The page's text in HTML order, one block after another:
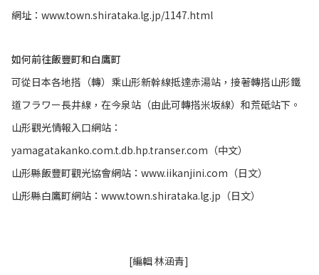
網址：www.town.shirataka.lg.jp/1147.html
如何前往飯豐町和白鷹町
可從日本各地搭（轉）乘山形新幹線抵達赤湯站，接著轉搭山形鐵
道フラワー長井線，在今泉站（由此可轉搭米坂線）和荒砥站下。
山形觀光情報入口網站：
yamagatakanko.com.t.db.hp.transer.com（中文）
山形縣飯豐町觀光協會網站：www.iikanjini.com（日文）
山形縣白鷹町網站：www.town.shirataka.lg.jp（日文）
[編輯 林涵青]